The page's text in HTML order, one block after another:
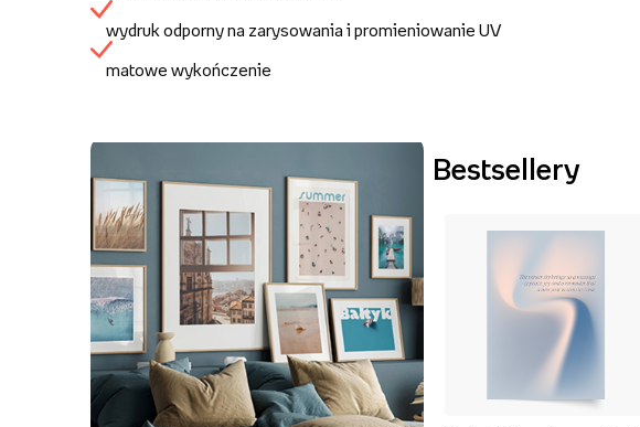
wydruk odporny na zarysowania i promieniowanie UV
matowe wykończenie
Bestsellery